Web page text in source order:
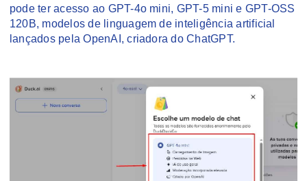
pode ter acesso ao GPT-4o mini, GPT-5 mini e GPT-OSS
120B, modelos de linguagem de inteligência artificial
lançados pela OpenAI, criadora do ChatGPT.